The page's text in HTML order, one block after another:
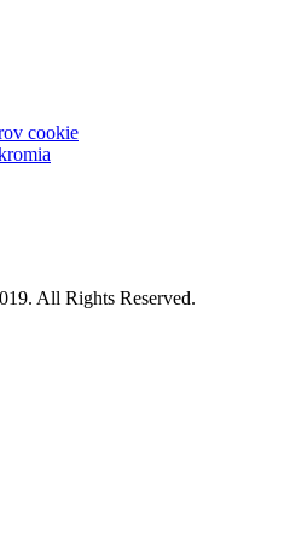
cookie
All Rights Reserved.